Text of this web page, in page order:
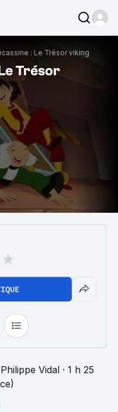
: Le Trésor viking
Trésor
Philippe Vidal · 1 h 25